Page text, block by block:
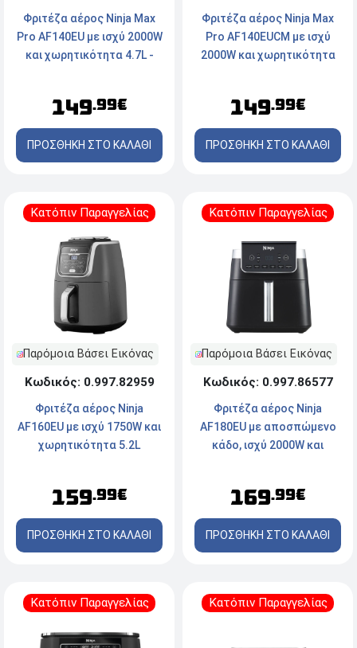
Φριτέζα αέρος Ninja Max
Pro AF140EU με ισχύ 2000W
και χωρητικότητα 4.7L -
149.99€
ΠΡΟΣΘΗΚΗ ΣΤΟ ΚΑΛΑΘΙ
Φριτέζα αέρος Ninja Max
Pro AF140EUCM με ισχύ
2000W και χωρητικότητα
149.99€
ΠΡΟΣΘΗΚΗ ΣΤΟ ΚΑΛΑΘΙ
Κατόπιν Παραγγελίας
Παρόμοια Βάσει Εικόνας
Κωδικός: 0.997.82959
Φριτέζα αέρος Ninja
AF160EU με ισχύ 1750W και
χωρητικότητα 5.2L
159.99€
ΠΡΟΣΘΗΚΗ ΣΤΟ ΚΑΛΑΘΙ
Κατόπιν Παραγγελίας
Παρόμοια Βάσει Εικόνας
Κωδικός: 0.997.86577
Φριτέζα αέρος Ninja
AF180EU με αποσπώμενο
κάδο, ισχύ 2000W και
169.99€
ΠΡΟΣΘΗΚΗ ΣΤΟ ΚΑΛΑΘΙ
Κατόπιν Παραγγελίας Κατόπιν Παραγγελίας